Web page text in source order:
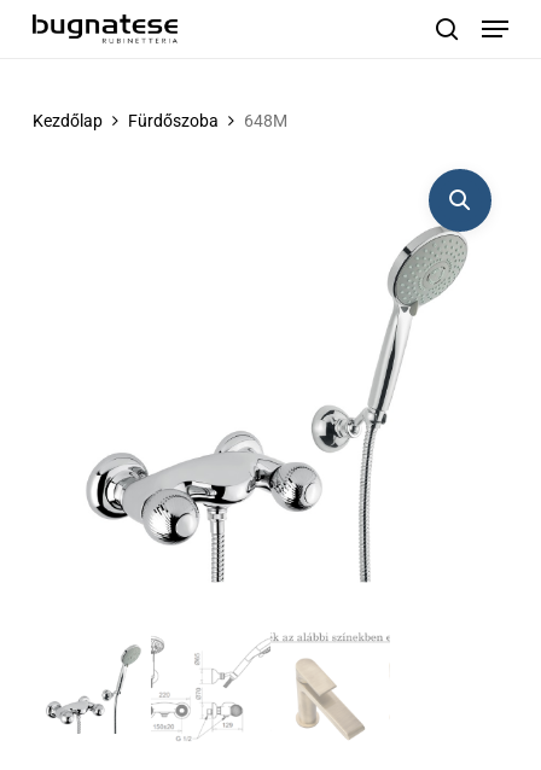
Menu
Kezdőlap Fürdőszoba 648M